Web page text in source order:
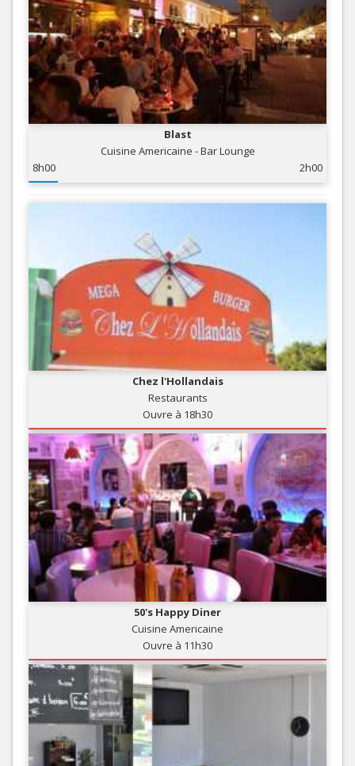
Blast
Cuisine Americaine - Bar Lounge
8h00
2h00
Chez l'Hollandais
Restaurants
Ouvre à 18h30
50's Happy Diner
Cuisine Americaine
Ouvre à 11h30